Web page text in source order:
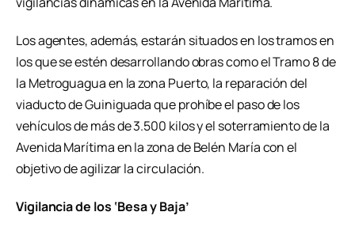
Los agentes, además, estarán situados en los tramos en
los que se estén desarrollando obras como el Tramo 8 de
la Metroguagua en la zona Puerto, la reparación del
viaducto de Guiniguada que prohíbe el paso de los
vehículos de más de 3.500 kilos y el soterramiento de la
Avenida Marítima en la zona de Belén María con el
objetivo de agilizar la circulación.
Vigilancia de los ‘Besa y Baja’